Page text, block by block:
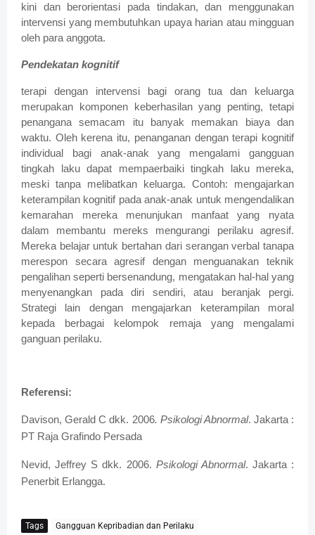
kini dan berorientasi pada tindakan, dan menggunakan
intervensi yang membutuhkan upaya harian atau mingguan
oleh para anggota.
Pendekatan kognitif
terapi dengan intervensi bagi orang tua dan keluarga
merupakan komponen keberhasilan yang penting, tetapi
penangana semacam itu banyak memakan biaya dan
waktu. Oleh kerena itu, penanganan dengan terapi kognitif
individual bagi anak-anak yang mengalami gangguan
tingkah laku dapat mempaerbaiki tingkah laku mereka,
meski tanpa melibatkan keluarga. Contoh: mengajarkan
keterampilan kognitif pada anak-anak untuk mengendalikan
kemarahan mereka menunjukan manfaat yang nyata
dalam membantu mereks mengurangi perilaku agresif.
Mereka belajar untuk bertahan dari serangan verbal tanapa
merespon secara agresif dengan menguanakan teknik
pengalihan seperti bersenandung, mengatakan hal-hal yang
menyenangkan pada diri sendiri, atau beranjak pergi.
Strategi lain dengan mengajarkan keterampilan moral
kepada berbagai kelompok remaja yang mengalami
ganguan perilaku.
Referensi:
Davison, Gerald C dkk. 2006. Psikologi Abnormal. Jakarta :
PT Raja Grafindo Persada
Nevid, Jeffrey S dkk. 2006. Psikologi Abnormal. Jakarta :
Penerbit Erlangga.
Tags Gangguan Kepribadian dan Perilaku